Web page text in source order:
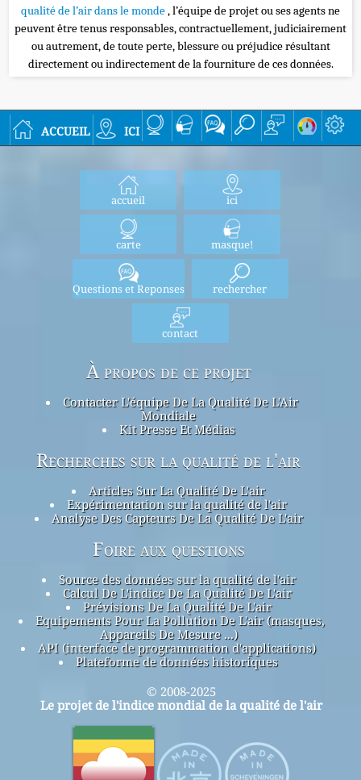
qualité de l’air dans le monde, l’équipe de projet ou ses agents ne
peuvent être tenus responsables, contractuellement, judiciairement
ou autrement, de toute perte, blessure ou préjudice résultant
directement ou indirectement de la fourniture de ces données.
accueil ici
accueil ici
carte masque!
Questions et Reponses rechercher
contact
À propos de ce projet
Contacter L'équipe De La Qualité De L'Air
Mondiale
Kit Presse Et Médias
Recherches sur la qualité de l'air
Articles Sur La Qualité De L'air
Expérimentation sur la qualité de l'air
Analyse Des Capteurs De La Qualité De L'air
Foire aux questions
Source des données sur la qualité de l'air
Calcul De L'indice De La Qualité De L'air
Prévisions De La Qualité De L'air
Equipements Pour La Pollution De L'air (masques,
Appareils De Mesure ...)
API (interface de programmation d'applications)
Plateforme de données historiques
© 2008-2025
Le projet de l'indice mondial de la qualité de l'air